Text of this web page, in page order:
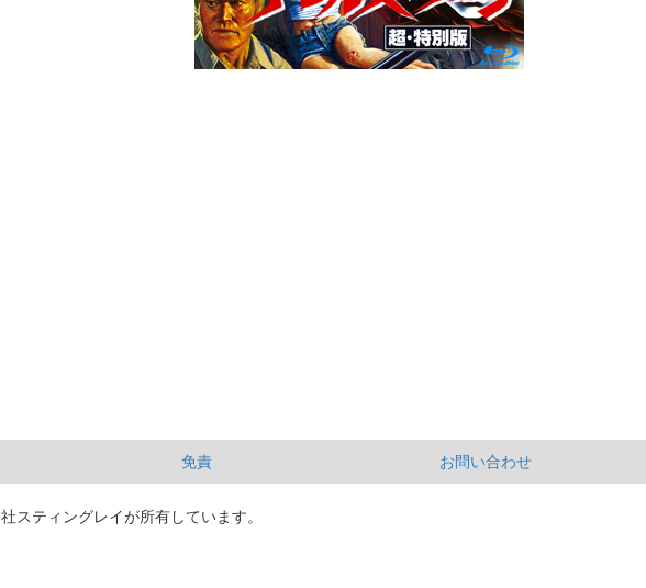
免責 お問い合わせ
スティングレイが所有しています。